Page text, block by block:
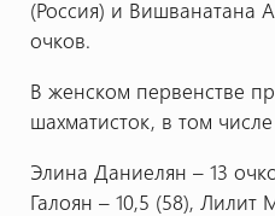
(Россия) и Вишванатана
очков.
В женском первенстве
шахматисток, в том
Элина Даниелян – 13
Галоян – 10,5 (58), Лилит